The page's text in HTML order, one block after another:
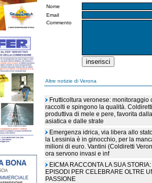
Nome
Email
Commento
Altre notizie di Verona
Frutticoltura veronese:
raccolti e spingono la qualità.
produttiva di mele e pere, favorita
asiatica e dalle strate
Emergenza idrica, via libera allo
la Lessinia è in ginocchio, per la
milioni di euro. Vantini (Coldiretti
ora servono invasi e inf
EICMA RACCONTA LA SUA
EPISODI PER CELEBRARE OLTRE
PASSIONE